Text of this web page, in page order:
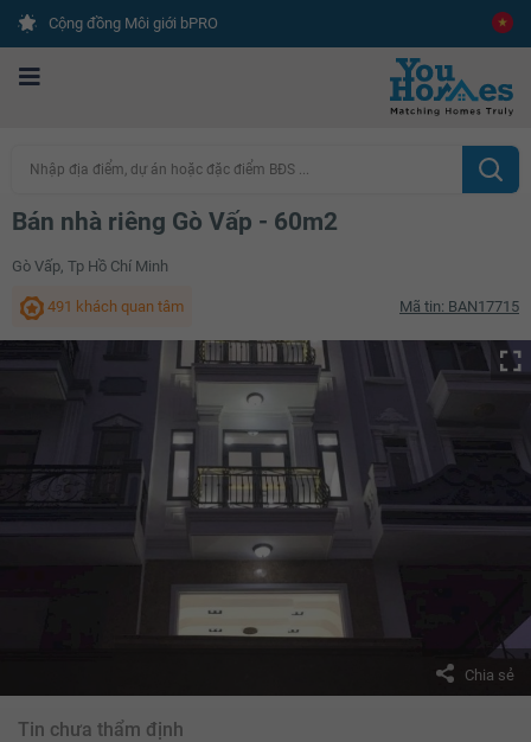
Cộng đồng Môi giới bPRO
Nhập địa điểm, dự án hoặc đặc điểm BĐS ...
Bán nhà riêng Gò Vấp - 60m2
Gò Vấp, Tp Hồ Chí Minh
491 khách quan tâm Mã tin: BAN17715
Chia sẻ
Tin chưa thẩm định